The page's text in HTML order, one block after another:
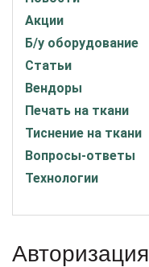
Акции
Б/у оборудование
Статьи
Вендоры
Печать на ткани
Тиснение на ткани
Вопросы-ответы
Технологии
Авторизация